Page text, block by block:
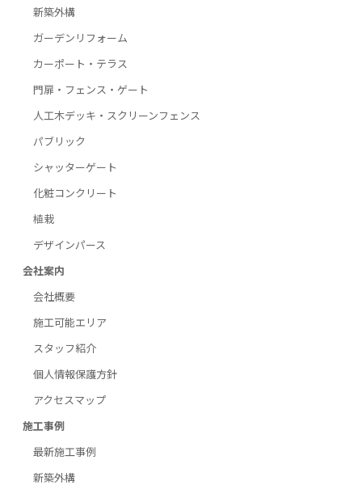
新築外構
ガーデンリフォーム
カーポート・テラス
門扉・フェンス・ゲート
人工木デッキ・スクリーンフェンス
パブリック
シャッターゲート
化粧コンクリート
植栽
デザインパース
会社案内
会社概要
施工可能エリア
スタッフ紹介
個人情報保護方針
アクセスマップ
施工事例
最新施工事例
新築外構